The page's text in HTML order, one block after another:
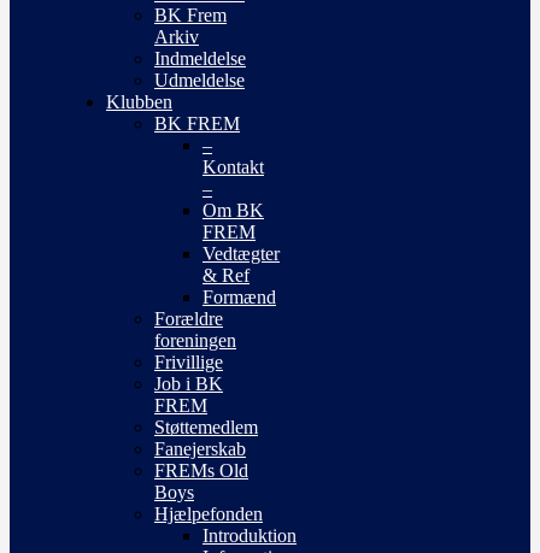
BK Frem
Arkiv
Indmeldelse
Udmeldelse
Klubben
BK FREM
–
Kontakt
–
Om BK
FREM
Vedtægter
& Ref
Formænd
Forældre
foreningen
Frivillige
Job i BK
FREM
Støttemedlem
Fanejerskab
FREMs Old
Boys
Hjælpefonden
Introduktion